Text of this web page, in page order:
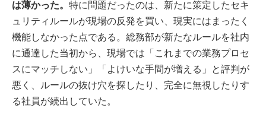
は薄かった。 特に問題だったのは、新たに策定したセキ
ュリティルールが現場の反発を買い、現実にはまったく
機能しなかった点である。総務部が新たなルールを社内
に通達した当初から、現場では「これまでの業務プロセ
スにマッチしない」「よけいな手間が増える」と評判が
悪く、ルールの抜け穴を探したり、完全に無視したりす
る社員が続出していた。